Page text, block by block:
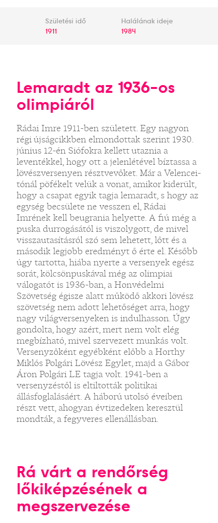
Születési idő
1911
Halálának ideje
1984
Lemaradt az 1936-os
olimpiáról
Rádai Imre 1911-ben született. Egy nagyon
régi újságcikkben elmondottak szerint 1930.
június 12-én Siófokra kellett utaznia a
leventékkel, hogy ott a jelenlétével bíztassa a
lövészversenyen résztvevőket. Már a Velencei-
tónál pöfékelt velük a vonat, amikor kiderült,
hogy a csapat egyik tagja lemaradt, s hogy az
egység becsülete ne vesszen el, Rádai
Imrének kell beugrania helyette. A fiú még a
puska durrogásától is viszolygott, de mivel
visszautasításról szó sem lehetett, lőtt és a
második legjobb eredményt ő érte el. Később
úgy tartotta, hiába nyerte a versenyek egész
sorát, kölcsönpuskával még az olimpiai
válogatót is 1936-ban, a Honvédelmi
Szövetség égisze alatt működő akkori lövész
szövetség nem adott lehetőséget arra, hogy
nagy világversenyeken is indulhasson. Úgy
gondolta, hogy azért, mert nem volt elég
megbízható, mivel szervezett munkás volt.
Versenyzőként egyébként előbb a Horthy
Miklós Polgári Lövész Egylet, majd a Gábor
Áron Polgári LE tagja volt. 1941-ben a
versenyzéstől is eltiltották politikai
állásfoglalásáért. A háború utolsó éveiben
részt vett, ahogyan évtizedeken keresztül
mondták, a fegyveres ellenállásban.
Rá várt a rendőrség
lőkiképzésének a
megszervezése